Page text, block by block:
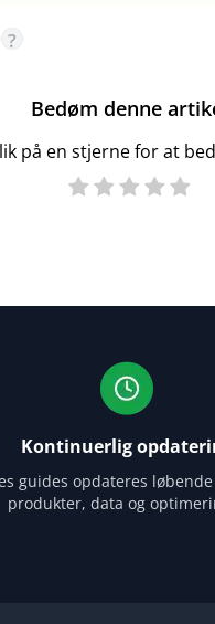
Bedøm denne
på en stjerne for at
Kontinuerlig
guides opdateres
produkter, data og